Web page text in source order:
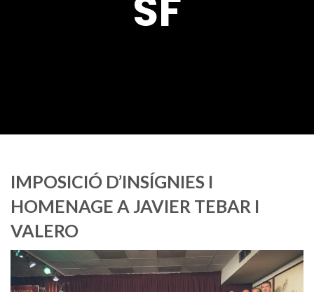
IMPOSICIÓ D’INSÍGNIES I
HOMENAGE A JAVIER TEBAR I
VALERO